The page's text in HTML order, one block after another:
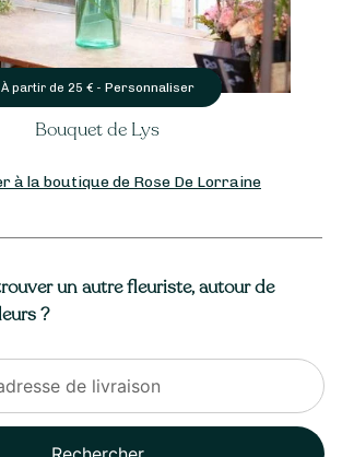
À partir de35€ -Personnaliser
Bouquet d’Hortensias
à la boutique de Rose De Lorraine
un autre fleuriste, autour de
?